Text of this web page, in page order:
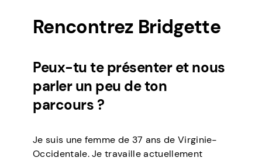
Rencontrez Bridgette
Peux-tu te présenter et nous
parler un peu de ton
parcours ?
Je suis une femme de 37 ans de Virginie-
Occidentale. Je travaille actuellement